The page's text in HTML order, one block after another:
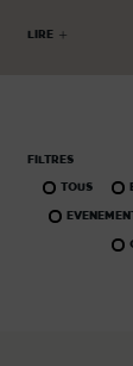
LIRE
FILTRES
TOUS